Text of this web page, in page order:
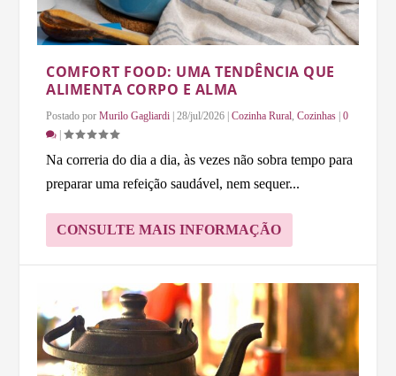
COMFORT FOOD: UMA TENDÊNCIA QUE
ALIMENTA CORPO E ALMA
Postado porMurilo Gagliardi |28/jul/2026 |Cozinha Rural ,Cozinhas |0
|
Na correria do dia a dia, às vezes não sobra tempo para
preparar uma refeição saudável, nem sequer...
CONSULTE MAIS INFORMAÇÃO